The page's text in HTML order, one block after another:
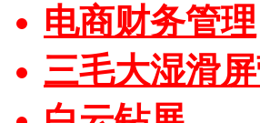
电商财务管理
三毛大湿滑